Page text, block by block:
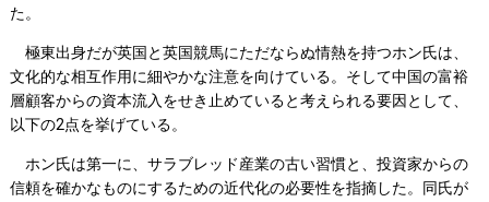
た。
極東出身だが英国と英国競馬にただならぬ情熱を持つホン氏は、
文化的な相互作用に細やかな注意を向けている。そして中国の富裕
層顧客からの資本流入をせき止めていると考えられる要因として、
以下の2点を挙げている。
ホン氏は第一に、サラブレッド産業の古い習慣と、投資家からの
信頼を確かなものにするための近代化の必要性を指摘した。同氏が